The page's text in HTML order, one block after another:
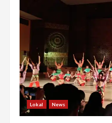
Lokal News